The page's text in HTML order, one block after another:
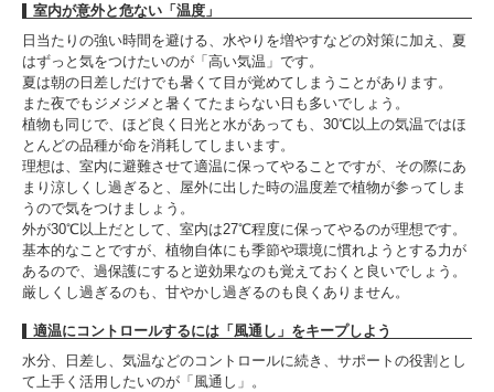
室内が意外と危ない「温度」
日当たりの強い時間を避ける、水やりを増やすなどの対策に加え、夏
はずっと気をつけたいのが「高い気温」です。
夏は朝の日差しだけでも暑くて目が覚めてしまうことがあります。
また夜でもジメジメと暑くてたまらない日も多いでしょう。
植物も同じで、ほど良く日光と水があっても、30℃以上の気温ではほ
とんどの品種が命を消耗してしまいます。
理想は、室内に避難させて適温に保ってやることですが、その際にあ
まり涼しくし過ぎると、屋外に出した時の温度差で植物が参ってしま
うので気をつけましょう。
外が30℃以上だとして、室内は27℃程度に保ってやるのが理想です。
基本的なことですが、植物自体にも季節や環境に慣れようとする力が
あるので、過保護にすると逆効果なのも覚えておくと良いでしょう。
厳しくし過ぎるのも、甘やかし過ぎるのも良くありません。
適温にコントロールするには「風通し」をキープしよう
水分、日差し、気温などのコントロールに続き、サポートの役割とし
て上手く活用したいのが「風通し」。